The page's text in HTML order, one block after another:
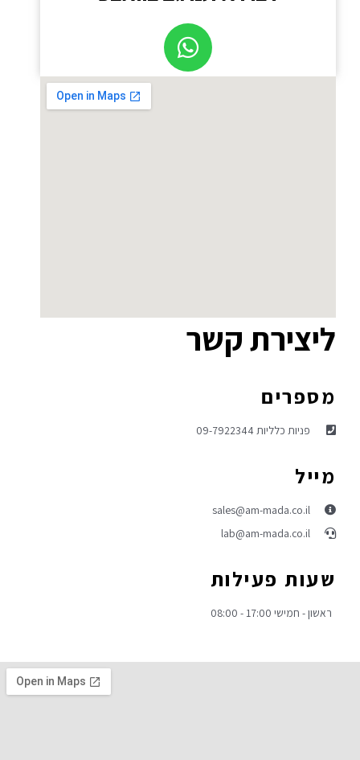
ליצירת קשר
מספרים
פניות כלליות 09-7922344
מייל
sales@am-mada.co.il
lab@am-mada.co.il
שעות פעילות
ראשון - חמישי 17:00 - 08:00